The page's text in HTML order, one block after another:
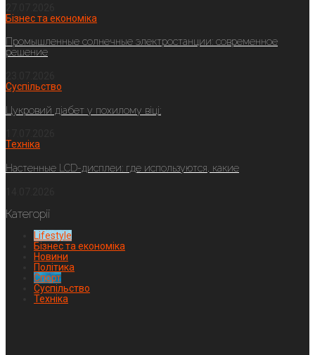
Бізнес та економіка
Промышленные солнечные электростанции: современное
решение
Суспільство
Цукровий діабет у похилому віці:
Техніка
Настенные LCD-дисплеи: где используются, какие
Категорії
Lifestyle
Бізнес та економіка
Новини
Політика
Спорт
Суспільство
Техніка